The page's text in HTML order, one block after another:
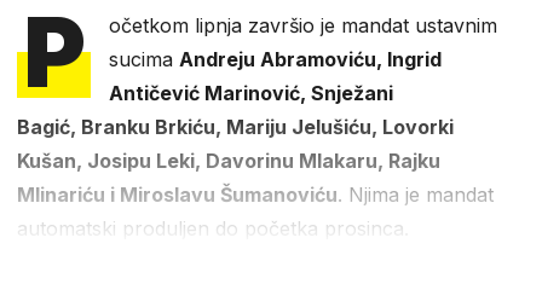
P
očetkom lipnja završio je mandat ustavnim
sucima Andreju Abramoviću, Ingrid
Antičević Marinović, Snježani
Bagić, Branku Brkiću, Mariju Jelušiću, Lovorki
Kušan, Josipu Leki, Davorinu Mlakaru, Rajku
Mlinariću i Miroslavu Šumanoviću. Njima je mandat
automatski produljen do početka prosinca.